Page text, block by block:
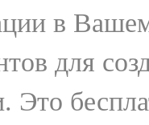
в
для
Это